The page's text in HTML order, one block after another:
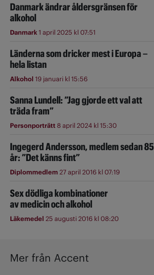
Danmark ändrar åldersgränsen för
alkohol
Danmark1 april 2025 kl 07:51
Länderna som dricker mest i Europa –
hela listan
Alkohol 19 januari kl 15:56
Sanna Lundell: ”Jag gjorde ett val att
träda fram”
Personporträtt8 april 2024 kl 15:30
Ingegerd Andersson, medlem sedan 85
år: ”Det känns fint”
Diplommedlem27 april 2016 kl 07:19
Sex dödliga kombinationer
av medicin och alkohol
Läkemedel 25 augusti 2016 kl 08:20
Mer från Accent